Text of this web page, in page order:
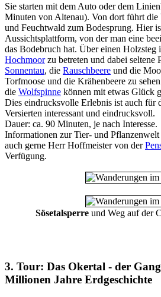
Sie starten mit dem Auto oder dem
Minuten von Altenau). Von dort führt die
und Feuchtwald zum Bodesprung. Hier
Aussichtsplattform, von der man eine
das Bodebruch hat. Über einen Holzsteg
Hochmoorzu betreten und dabei seltene
Sonnentau, die Rauschbeere und die
Torfmoose und die Krähenbeere zu
die Wolfspinne können mit etwas Glück
Dies eindrucksvolle Erlebnis ist auch für
Versierten interessant und eindrucksvoll.
Dauer: ca. 90 Minuten, je nach Interesse.
Informationen zur Tier- und Pflanzenwelt
auch gerne Herr Hoffmeister von der
Verfügung.
Sösetalsperre und Weg auf der
3. Tour: Das Okertal - der
Millionen Jahre Erdgeschichte